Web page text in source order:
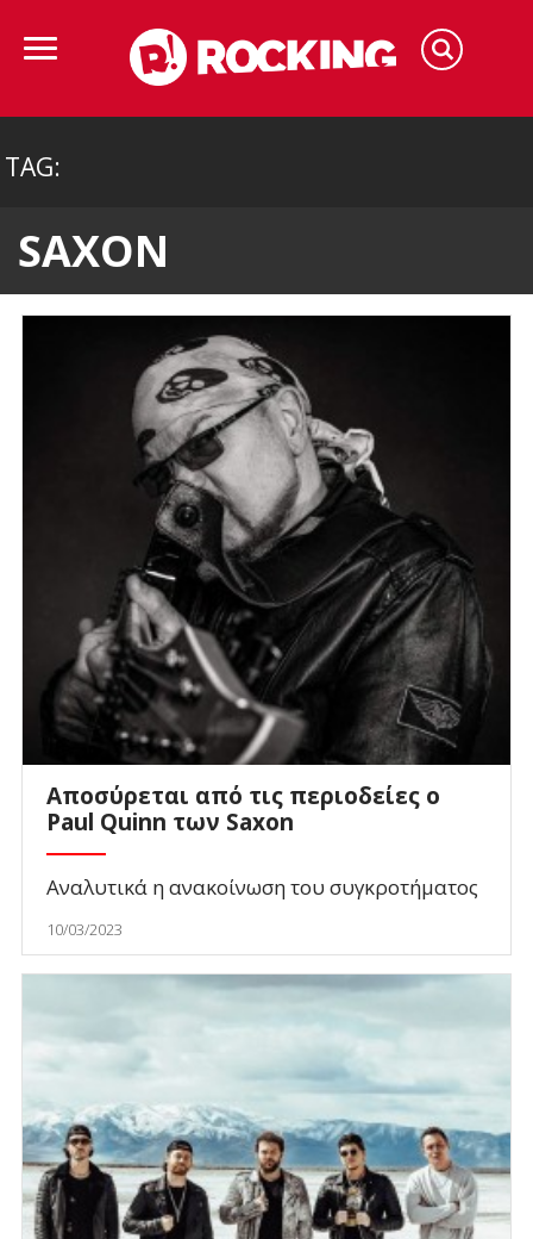
TAG:
SAXON
Αποσύρεται από τις περιοδείες ο
Paul Quinn των Saxon
Αναλυτικά η ανακοίνωση του συγκροτήματος
10/03/2023